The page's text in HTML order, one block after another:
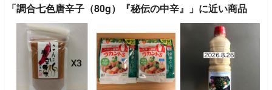
「調合七色唐辛子（80g）『秘伝の中辛』」に近い商品